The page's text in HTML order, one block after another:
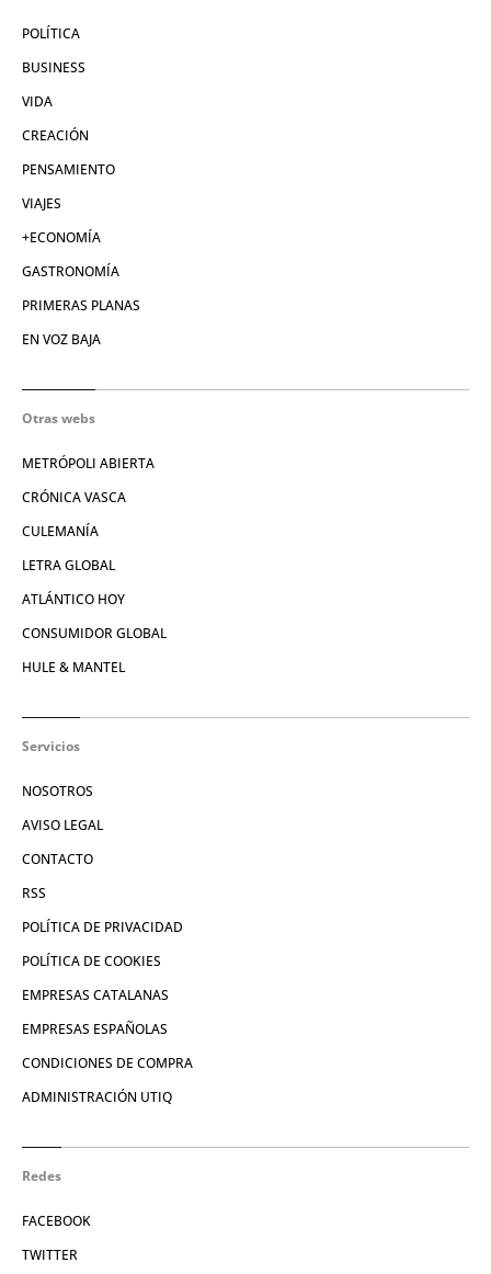
POLÍTICA
BUSINESS
VIDA
CREACIÓN
PENSAMIENTO
VIAJES
+ECONOMÍA
GASTRONOMÍA
PRIMERAS PLANAS
EN VOZ BAJA
Otras webs
METRÓPOLI ABIERTA
CRÓNICA VASCA
CULEMANÍA
LETRA GLOBAL
ATLÁNTICO HOY
CONSUMIDOR GLOBAL
HULE & MANTEL
Servicios
NOSOTROS
AVISO LEGAL
CONTACTO
RSS
POLÍTICA DE PRIVACIDAD
POLÍTICA DE COOKIES
EMPRESAS CATALANAS
EMPRESAS ESPAÑOLAS
CONDICIONES DE COMPRA
ADMINISTRACIÓN UTIQ
Redes
FACEBOOK
TWITTER